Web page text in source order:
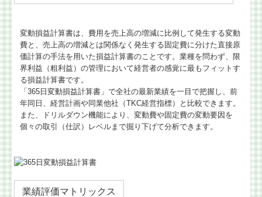
変動損益計算書は、費用を売上高の増減に比例して発生する変動
費と、売上高の増減とは関係なく発生する固定費に分けた直接原
価計算の手法を用いた損益計算書のことです。業種を問わず、限
界利益（粗利益）の管理において経営者の感覚に最もフィットす
る損益計算書です。
「365日変動損益計算書」で全社の最新業績を一目で把握し、前
年同日、経営計画や同業他社（TKC経営指標）と比較できます。
また、ドリルダウン機能により、変動費や固定費の変動要因を
個々の取引（仕訳）レベルまで掘り下げて分析できます。
業績評価マトリックス